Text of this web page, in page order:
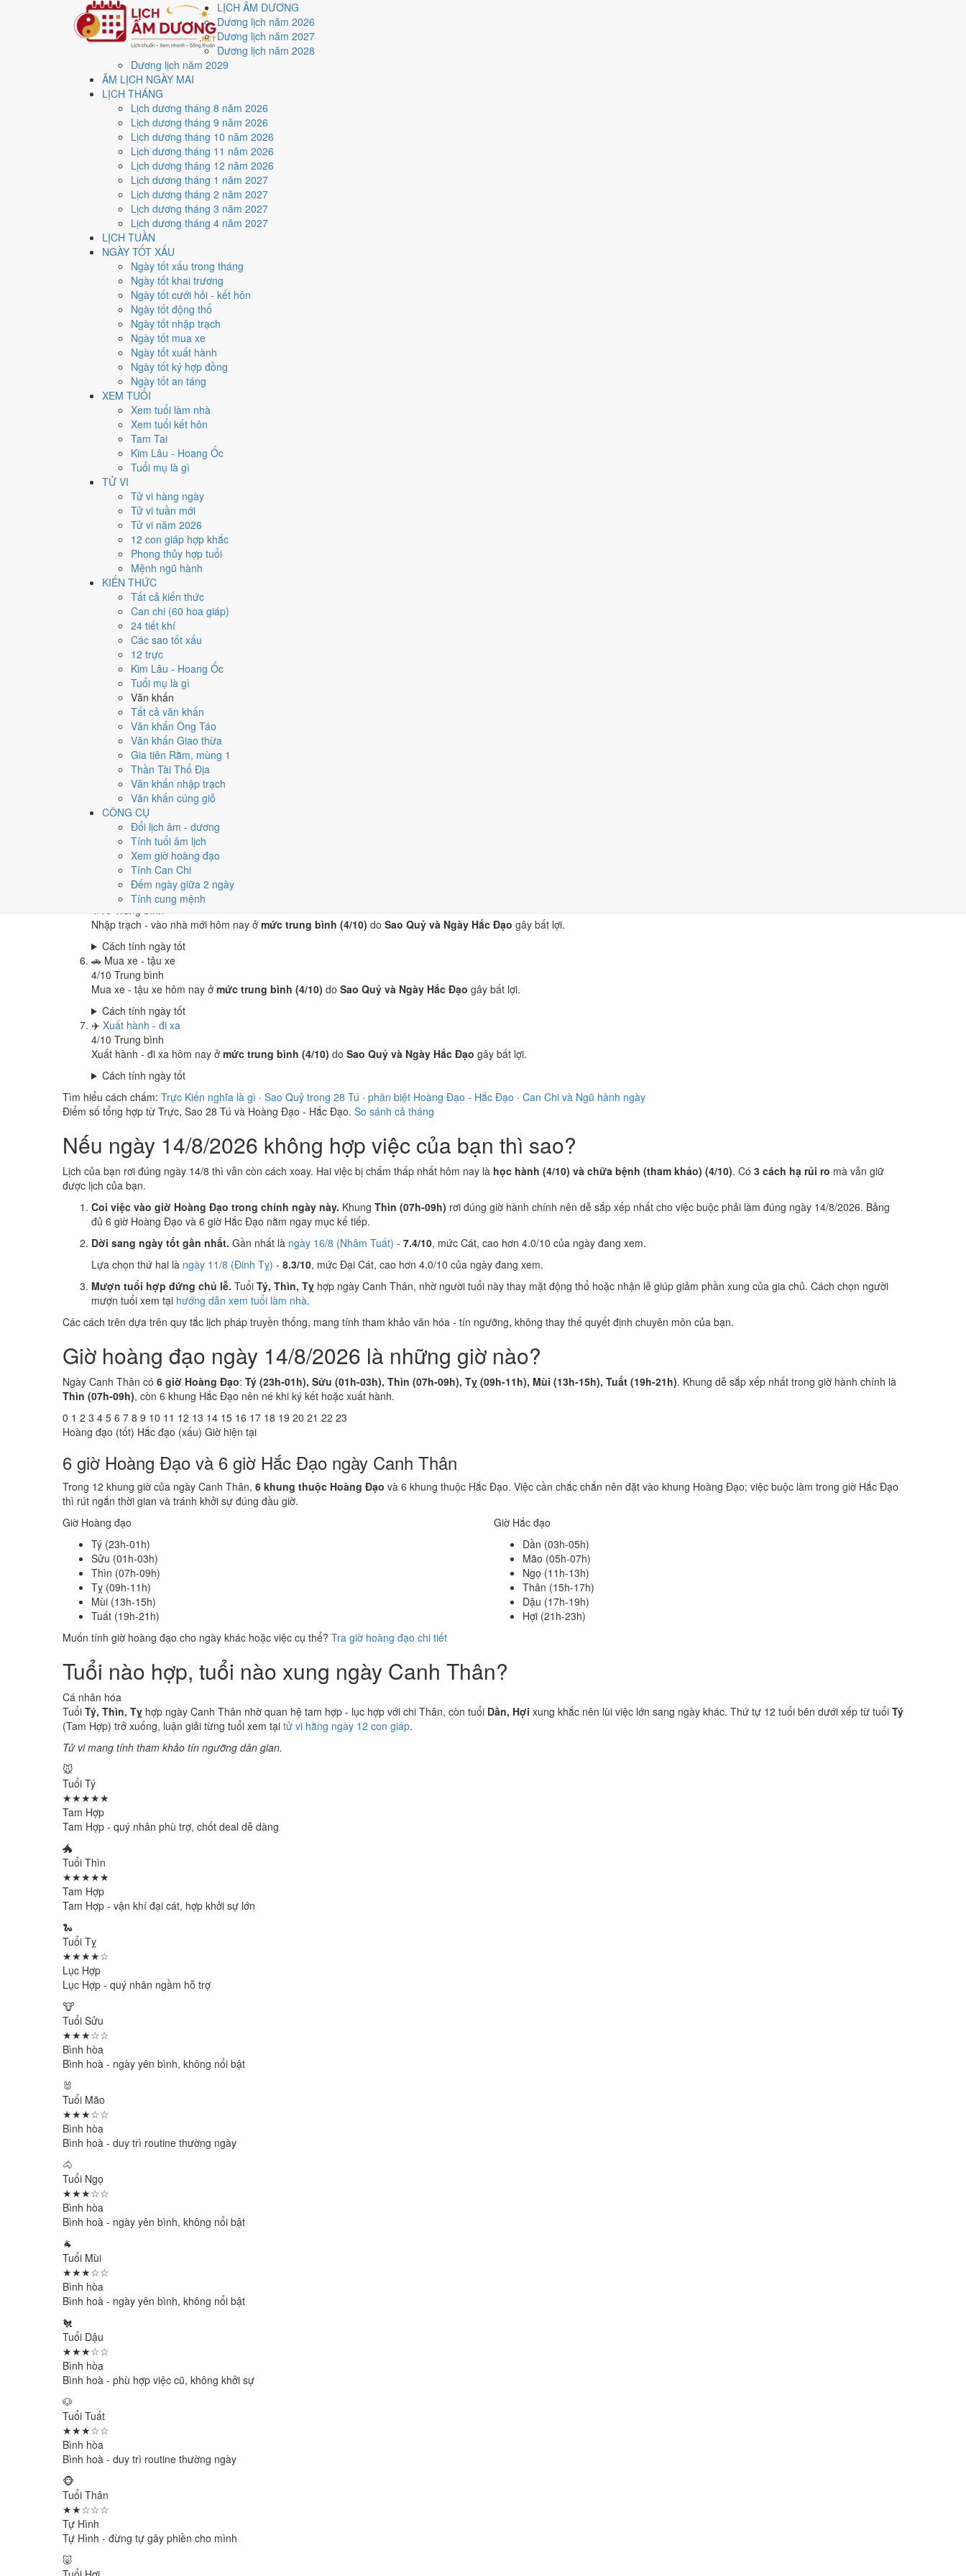
LỊCH ÂM DƯƠNG
Dương lịch năm 2026
Dương lịch năm 2027
Dương lịch năm 2028
Dương lịch năm 2029
ÂM LỊCH NGÀY MAI
LỊCH THÁNG
Lịch dương tháng 8 năm 2026
Lịch dương tháng 9 năm 2026
Lịch dương tháng 10 năm 2026
Lịch dương tháng 11 năm 2026
Lịch dương tháng 12 năm 2026
Lịch dương tháng 1 năm 2027
Lịch dương tháng 2 năm 2027
Lịch dương tháng 3 năm 2027
Lịch dương tháng 4 năm 2027
LỊCH TUẦN
NGÀY TỐT XẤU
Ngày tốt xấu trong tháng
Ngày tốt khai trương
Ngày tốt cưới hỏi - kết hôn
Ngày tốt động thổ
Ngày tốt nhập trạch
Ngày tốt mua xe
Ngày tốt xuất hành
Ngày tốt ký hợp đồng
Ngày tốt an táng
XEM TUỔI
Xem tuổi làm nhà
Xem tuổi kết hôn
Tam Tai
Kim Lâu - Hoang Ốc
Tuổi mụ là gì
TỬ VI
Tử vi hàng ngày
Tử vi tuần mới
Tử vi năm 2026
12 con giáp hợp khắc
Phong thủy hợp tuổi
Mệnh ngũ hành
KIẾN THỨC
Tất cả kiến thức
Can chi (60 hoa giáp)
24 tiết khí
Các sao tốt xấu
12 trực
Kim Lâu - Hoang Ốc
Tuổi mụ là gì
Văn khấn
Tất cả văn khấn
Văn khấn Ông Táo
Văn khấn Giao thừa
Gia tiên Rằm, mùng 1
Thần Tài Thổ Địa
Văn khấn nhập trạch
Văn khấn cúng giỗ
CÔNG CỤ
Đổi lịch âm - dương
Tính tuổi âm lịch
Xem giờ hoàng đạo
Tính Can Chi
Đếm ngày giữa 2 ngày
Tính cung mệnh
Trang chủ
Lịch năm 2026
Tháng 8/2026
Ngày 14/8/2026 (Canh Thân)
Xem ngày14/8/2026
Ngày 14/8/2026 dương lịch (Thứ Sáu) là ngày 2/7/2026 âm lịch
điểm trung bình4.0/10cho các việc quan trọng. Giờ Hoàng Đạo trong ngày:
Ngày Dương
Thứ Sáu
Tháng 8 năm 2026
Tháng 7 âm năm 2026
Canh Thân
Ngày Canh Thân có Trực
định lớn khó đảo ngược.
Tý, Thìn, Tỵhợp ngày; tuổi
Ngày 14/8/2026 chỉ đạt4.0/10cho việc trọng đại. Có
Ngày 14/8/2026 tốt hay xấu cho việc gì?
Ngày 14/8/2026 đạt4.0/10 trung bình cho 7 việc chính: cao nhất là
Lao hắc đạo nên điểm từng việc chênh nhau như bảng dưới.
Cưới hỏi - đính hôn
Trung bình
Cưới hỏi - đính hôn hôm nay ở
Cách tính ngày tốt
Khai trương - mở cửa hàng
Trung bình
Khai trương - mở cửa hàng hôm nay ở
Cách tính ngày tốt
Ký hợp đồng - giao ước
Trung bình
Ký hợp đồng - giao ước hôm nay ở
Cách tính ngày tốt
Động thổ - khởi công
Trung bình
Động thổ - khởi công hôm nay ở
Cách tính ngày tốt
Nhập trạch - vào nhà mới
4/10Trung bình
Nhập trạch - vào nhà mới hôm nay ở mức trung bình (4/10) do Sao Quỷ và Ngày Hắc Đạo gây bất lợi.
Cách tính ngày tốt
🚗 Mua xe - tậu xe
4/10 Trung bình
Mua xe - tậu xe hôm nay ở mức trung bình (4/10) do Sao Quỷ và Ngày Hắc Đạo gây bất lợi.
Cách tính ngày tốt
✈️ Xuất hành - đi xa
4/10 Trung bình
Xuất hành - đi xa hôm nay ở mức trung bình (4/10) do Sao Quỷ và Ngày Hắc Đạo gây bất lợi.
Cách tính ngày tốt
Tìm hiểu cách chấm: Trực Kiến nghĩa là gì · Sao Quỷ trong 28 Tú · phân biệt Hoàng Đạo - Hắc Đạo · Can Chi và Ngũ hành ngày
Điểm số tổng hợp từ Trực, Sao 28 Tú và Hoàng Đạo - Hắc Đạo. So sánh cả tháng
Nếu ngày 14/8/2026 không hợp việc của bạn thì sao?
Lịch của bạn rơi đúng ngày 14/8 thì vẫn còn cách xoay. Hai việc bị chấm thấp nhất hôm nay là học hành (4/10) và chữa bệnh (tham khảo) (4/10). Có 3 cách hạ rủi ro mà vẫn giữ
được lịch của bạn.
Coi việc vào giờ Hoàng Đạo trong chính ngày này. Khung Thìn (07h-09h) rơi đúng giờ hành chính nên dễ sắp xếp nhất cho việc buộc phải làm đúng ngày 14/8/2026. Bảng
đủ 6 giờ Hoàng Đạo và 6 giờ Hắc Đạo nằm ngay mục kế tiếp.
Dời sang ngày tốt gần nhất. Gần nhất là ngày 16/8 (Nhâm Tuất) - 7.4/10, mức Cát, cao hơn 4.0/10 của ngày đang xem.
Lựa chọn thứ hai là ngày 11/8 (Đinh Tỵ) - 8.3/10, mức Đại Cát, cao hơn 4.0/10 của ngày đang xem.
Mượn tuổi hợp đứng chủ lễ. Tuổi Tý, Thìn, Tỵ hợp ngày Canh Thân, nhờ người tuổi này thay mặt động thổ hoặc nhận lễ giúp giảm phần xung của gia chủ. Cách chọn người
mượn tuổi xem tại hướng dẫn xem tuổi làm nhà.
Các cách trên dựa trên quy tắc lịch pháp truyền thống, mang tính tham khảo văn hóa - tín ngưỡng, không thay thế quyết định chuyên môn của bạn.
Giờ hoàng đạo ngày 14/8/2026 là những giờ nào?
Ngày Canh Thân có 6 giờ Hoàng Đạo: Tý (23h-01h), Sửu (01h-03h), Thìn (07h-09h), Tỵ (09h-11h), Mùi (13h-15h), Tuất (19h-21h). Khung dễ sắp xếp nhất trong giờ hành chính là
Thìn (07h-09h), còn 6 khung Hắc Đạo nên né khi ký kết hoặc xuất hành.
0 1 2 3 4 5 6 7 8 9 10 11 12 13 14 15 16 17 18 19 20 21 22 23
Hoàng đạo (tốt) Hắc đạo (xấu) Giờ hiện tại
6 giờ Hoàng Đạo và 6 giờ Hắc Đạo ngày Canh Thân
Trong 12 khung giờ của ngày Canh Thân, 6 khung thuộc Hoàng Đạo và 6 khung thuộc Hắc Đạo. Việc cần chắc chắn nên đặt vào khung Hoàng Đạo; việc buộc làm trong giờ Hắc Đạo
thì rút ngắn thời gian và tránh khởi sự đúng đầu giờ.
Giờ Hoàng đạo
Tý (23h-01h)
Sửu (01h-03h)
Thìn (07h-09h)
Tỵ (09h-11h)
Mùi (13h-15h)
Tuất (19h-21h)
Giờ Hắc đạo
Dần (03h-05h)
Mão (05h-07h)
Ngọ (11h-13h)
Thân (15h-17h)
Dậu (17h-19h)
Hợi (21h-23h)
Muốn tính giờ hoàng đạo cho ngày khác hoặc việc cụ thể? Tra giờ hoàng đạo chi tiết
Tuổi nào hợp, tuổi nào xung ngày Canh Thân?
Cá nhân hóa
Tuổi Tý, Thìn, Tỵ hợp ngày Canh Thân nhờ quan hệ tam hợp - lục hợp với chi Thân, còn tuổi Dần, Hợi xung khắc nên lùi việc lớn sang ngày khác. Thứ tự 12 tuổi bên dưới xếp từ tuổi Tý
(Tam Hợp) trở xuống, luận giải từng tuổi xem tại tử vi hằng ngày 12 con giáp.
Tử vi mang tính tham khảo tín ngưỡng dân gian.
🐭
Tuổi Tý
★★★★★
Tam Hợp
Tam Hợp - quý nhân phù trợ, chốt deal dễ dàng
🐲
Tuổi Thìn
★★★★★
Tam Hợp
Tam Hợp - vận khí đại cát, hợp khởi sự lớn
🐍
Tuổi Tỵ
★★★★☆
Lục Hợp
Lục Hợp - quý nhân ngầm hỗ trợ
🐮
Tuổi Sửu
★★★☆☆
Bình hòa
Bình hoà - ngày yên bình, không nổi bật
🐰
Tuổi Mão
★★★☆☆
Bình hòa
Bình hoà - duy trì routine thường ngày
🐴
Tuổi Ngọ
★★★☆☆
Bình hòa
Bình hoà - ngày yên bình, không nổi bật
🐐
Tuổi Mùi
★★★☆☆
Bình hòa
Bình hoà - ngày yên bình, không nổi bật
🐔
Tuổi Dậu
★★★☆☆
Bình hòa
Bình hoà - phù hợp việc cũ, không khởi sự
🐶
Tuổi Tuất
★★★☆☆
Bình hòa
Bình hoà - duy trì routine thường ngày
🐵
Tuổi Thân
★★☆☆☆
Tự Hình
Tự Hình - đừng tự gây phiền cho mình
🐷